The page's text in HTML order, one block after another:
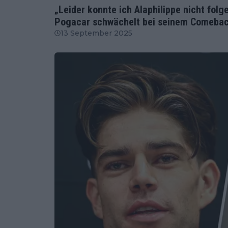
„Leider konnte ich Alaphilippe nicht
Pogacar schwächelt bei seinem
13 September 2025